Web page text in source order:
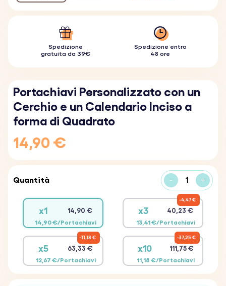
Spedizione
gratuita da 39€
Spedizione entro
48 ore
Portachiavi Personalizzato con un
Cerchio e un Calendario Inciso a
forma di Quadrato
14,90 €
Quantità - +
x1 14,90 €
14,90 €/Portachiavi
x3 40,23 €
13,41 €/Portachiavi
4,47 €
x5 63,33 €
12,67 €/Portachiavi
11,18 €
x10 111,75 €
11,18 €/Portachiavi
37,25 €